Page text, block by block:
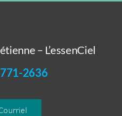
– L’essenCiel
2636